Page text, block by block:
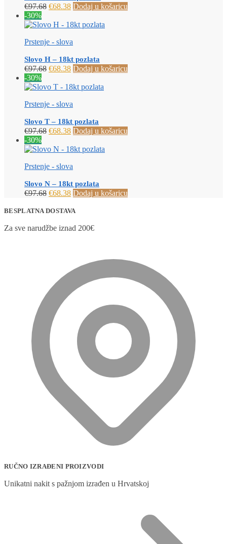
€97.68 Izvorna
bila
€97.68.
€68.38Trenutna
je:
Dodaj u košaricu
-30%
Prstenje - slova
Slovo H – 18kt pozlata
€97.68 Izvorna
bila
€97.68.
€68.38Trenutna
je:
Dodaj u košaricu
-30%
Prstenje - slova
Slovo T – 18kt pozlata
€97.68 Izvorna
bila
€97.68.
€68.38Trenutna
je:
Dodaj u košaricu
-30%
Prstenje - slova
Slovo N – 18kt pozlata
€97.68 Izvorna
bila
€97.68.
€68.38Trenutna
je:
Dodaj u košaricu
BESPLATNA DOSTAVA
Za sve narudžbe iznad 200€
RUČNO IZRAĐENI PROIZVODI
Unikatni nakit s pažnjom izrađen u Hrvatskoj